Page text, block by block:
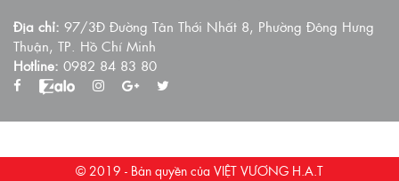
Địa chỉ: 97/3Đ Đường Tân Thới Nhất 8, Phường Đông Hưng
Thuận, TP. Hồ Chí Minh
Hotline: 0982 84 83 80
© 2019 - Bản quyền của VIỆT VƯƠNG H.A.T